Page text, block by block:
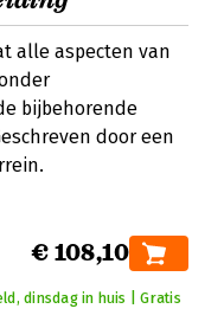
alle aspecten van
bijbehorende
door een
€ 108,10
dinsdag in huis | Gratis